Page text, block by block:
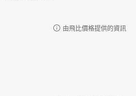
由飛比價格提供的資訊